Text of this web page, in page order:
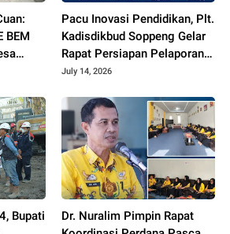
BEM
Pacu Inovasi Pendidikan, Plt.
Kadisdikbud Soppeng Gelar
Rapat Persiapan Pelaporan
Pengukuran IID 2026
July 14, 2026
Bupati
Dr. Nuralim Pimpin Rapat